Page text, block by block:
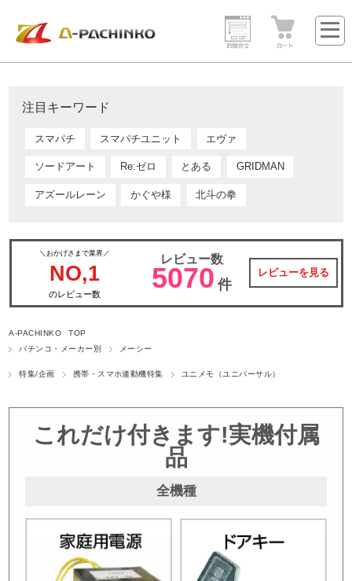
注目キーワード
スマパチ スマパチユニット エヴァ
ソードアート Re:ゼロ とある GRIDMAN
アズールレーン かぐや様 北斗の拳
＼おかげさまで業界／
NO,1
のレビュー数
レビュー数
5070 件
レビューを見る
A-PACHINKO TOP
パチンコ・メーカー別
メーシー
特集/企画 携帯・スマホ連動機特集 ユニメモ（ユニバーサル）
これだけ付きます!実機付属
品
全機種